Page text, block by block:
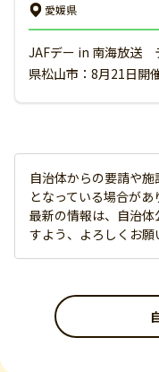
愛媛県
JAFデー in 南海放送
県松山市：8月21日開催
自治体からの要請や
となっている場合があ
最新の情報は、自治
すよう、よろしくお願